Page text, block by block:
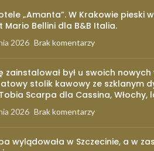
„Amanta”. W Krakowie pieski
Mario Bellini dla B&B Italia.
2026 Brak komentarzy
zainstalował był u swoich nowych
stolik kawowy ze szklanym
Scarpa dla Cassina, Włochy,
2026 Brak komentarzy
wylądowała w Szczecinie, a w